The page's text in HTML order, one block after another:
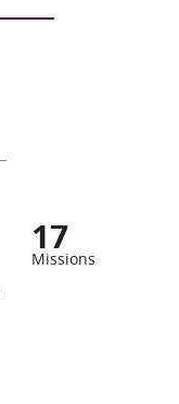
17
Missions